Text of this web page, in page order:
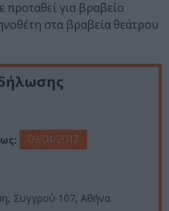
για βραβείο
στα βραβεία θεάτρου
09/04/2017
Συγγρού 107, Αθήνα